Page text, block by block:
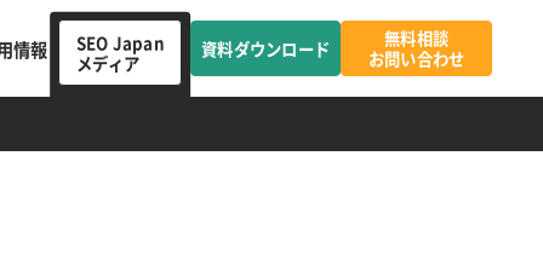
情報
SEO Japan
メディア
資料ダウンロード
無料相談
お問い合わせ